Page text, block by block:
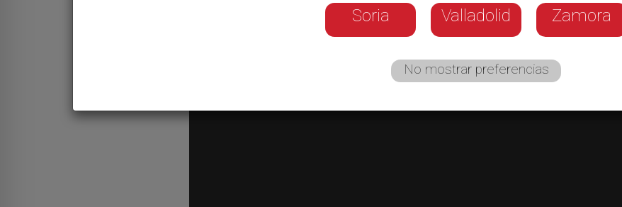
Soria Valladolid Zamora
No mostrar preferencias